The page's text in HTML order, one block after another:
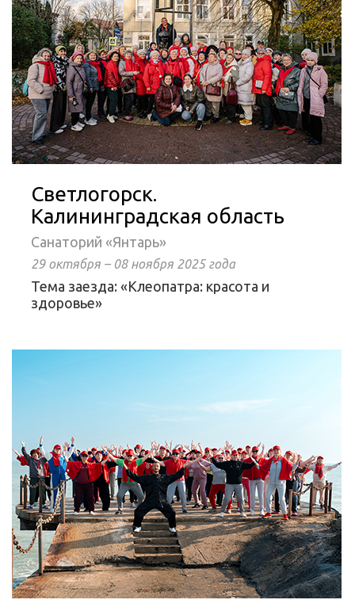
Светлогорск.
Калининградская область
Санаторий «Янтарь»
29 октября – 08 ноября 2025 года
Тема заезда: «Клеопатра: красота и
здоровье»